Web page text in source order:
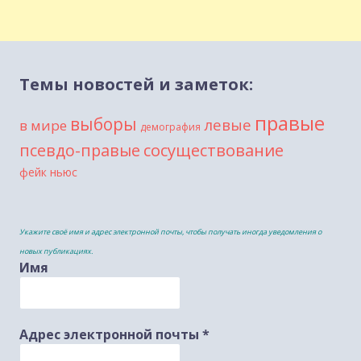
Темы новостей и заметок:
в мире выборы демография левые правые
псевдо-правые сосуществование
фейк ньюс
Укажите своё имя и адрес электронной почты, чтобы получать иногда уведомления о
новых публикациях.
Имя
Адрес электронной почты *